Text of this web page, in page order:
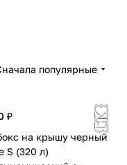
популярные
₽
на крышу черный
S (320 л)